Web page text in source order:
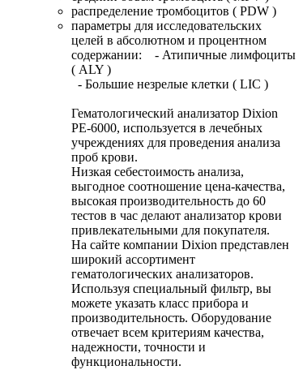
распределение тромбоцитов ( PDW )
параметры для исследовательских
целей в абсолютном и процентном
содержании: - Атипичные лимфоциты
( ALY )
- Большие незрелые клетки ( LIC )
Гематологический анализатор Dixion
PE-6000, используется в лечебных
учреждениях для проведения анализа
проб крови.
Низкая себестоимость анализа,
выгодное соотношение цена-качества,
высокая производительность до 60
тестов в час делают анализатор крови
привлекательными для покупателя.
На сайте компании Dixion представлен
широкий ассортимент
гематологических анализаторов.
Используя специальный фильтр, вы
можете указать класс прибора и
производительность. Оборудование
отвечает всем критериям качества,
надежности, точности и
функциональности.